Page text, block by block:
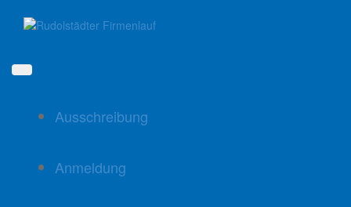
Ausschreibung
Anmeldung